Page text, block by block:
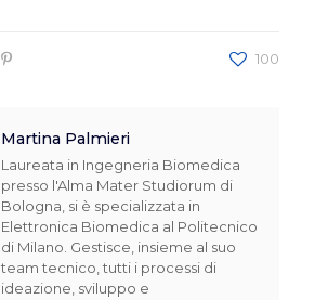
100
Martina Palmieri
Laureata in Ingegneria Biomedica
presso l'Alma Mater Studiorum di
Bologna, si è specializzata in
Elettronica Biomedica al Politecnico
di Milano. Gestisce, insieme al suo
team tecnico, tutti i processi di
ideazione, sviluppo e